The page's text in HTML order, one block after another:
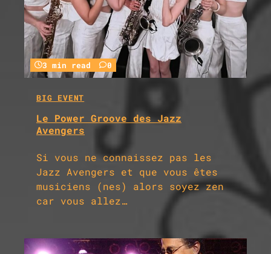
3 min read 0
BIG EVENT
Le Power Groove des Jazz
Avengers
Si vous ne connaissez pas les
Jazz Avengers et que vous êtes
musiciens (nes) alors soyez zen
car vous allez…